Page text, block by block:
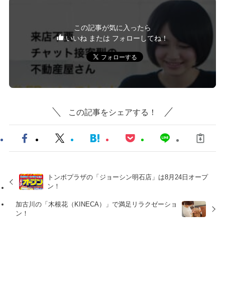
この記事が気に入ったら
いいね または フォローしてね！
この記事をシェアする！
トンボプラザの「ジョーシン明石店」は8月24日オープ
ン！
加古川の「木根花（KINECA）」で満足リラクゼーショ
ン！